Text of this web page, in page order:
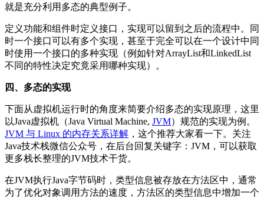
就是充分利用多态的典型例子。
定义功能和组件时定义接口，实现可以留到之后的流程中。同
时一个接口可以有多个实现，甚至于完全可以在一个设计中同
时使用一个接口的多种实现（例如针对ArrayList和LinkedList
不同的特性决定究竟采用哪种实现）。
四、多态的实现
下面从虚拟机运行时的角度来简要介绍多态的实现原理，这里
以Java虚拟机（Java Virtual Machine, JVM）规范的实现为例。
JVM 与 Linux 的内存关系详解 ，这个推荐大家看一下。关注
Java技术栈微信公众号，在后台回复关键字：JVM，可以获取
更多栈长整理的JVM技术干货。
在JVM执行Java字节码时，类型信息被存放在方法区中，通常
为了优化对象调用方法的速度，方法区的类型信息中增加一个